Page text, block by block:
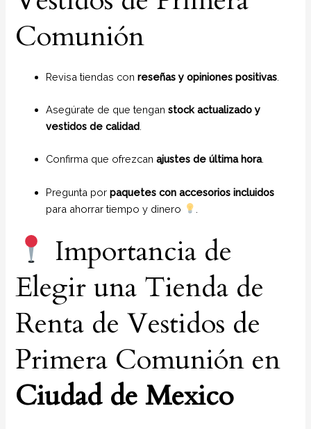
Comunión
Revisa tiendas conreseñas y opiniones positivas
Asegúrate de que tenganstock actualizado y
vestidos de calidad
Confirma que ofrezcanajustes de última hora.
Pregunta porpaquetes con accesorios incluidos
para ahorrar tiempo y dinero
Importancia de
Elegir una Tienda de
Renta de Vestidos de
Primera Comunión en
Ciudad de Mexico